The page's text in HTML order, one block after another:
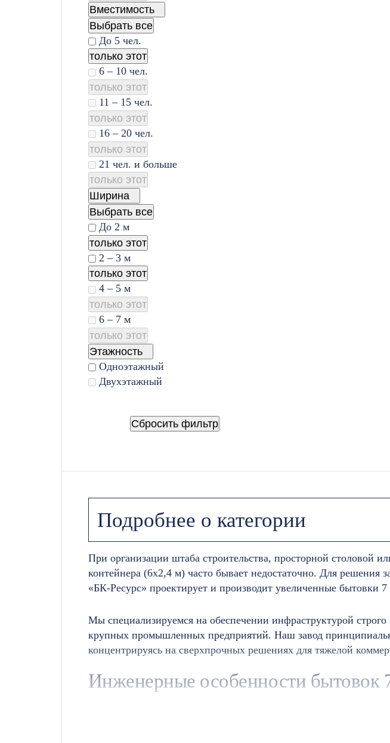
Вместимость
Выбрать все
До 5 чел.
только этот
6 – 10 чел.
только этот
11 – 15 чел.
только этот
16 – 20 чел.
только этот
21 чел. и больше
только этот
Ширина
Выбрать все
До 2 м
только этот
2 – 3 м
только этот
4 – 5 м
только этот
6 – 7 м
только этот
Этажность
Одноэтажный
Двухэтажный
Сбросить фильтр
Подробнее о категории
При организации штаба строительства, просторной столовой
контейнера (6х2,4 м) часто бывает недостаточно. Для решения
«БК-Ресурс» проектирует и производит увеличенные бытовки 7
Мы специализируемся на обеспечении инфраструктурой
крупных промышленных предприятий. Наш завод
концентрируясь на сверхпрочных решениях для тяжелой
Инженерные особенности бытовок